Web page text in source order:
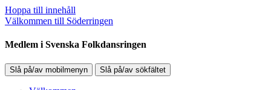
Hoppa till innehåll
Välkommen till Söderringen
Medlem i Svenska Folkdansringen
Slå på/av mobilmenyn Slå på/av sökfältet